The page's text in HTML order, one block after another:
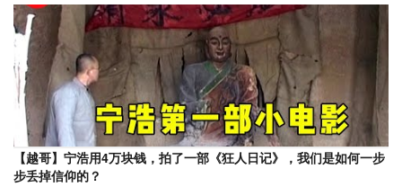
【越哥】宁浩用4万块钱，拍了一部《狂人日记》，我们是如何一步
步丢掉信仰的？